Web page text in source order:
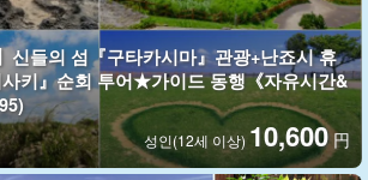
신들의 섬『구타카시마』관광+난죠시 휴
키』순회 투어★가이드 동행《자유시간&
성인(12세 이상) 10,600 円